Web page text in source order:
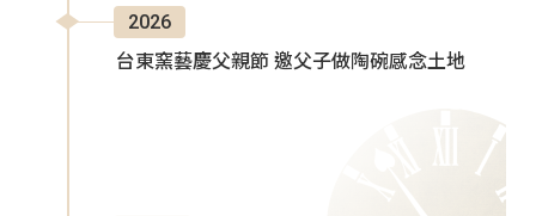
2026
台東窯藝慶父親節 邀父子做陶碗感念土地